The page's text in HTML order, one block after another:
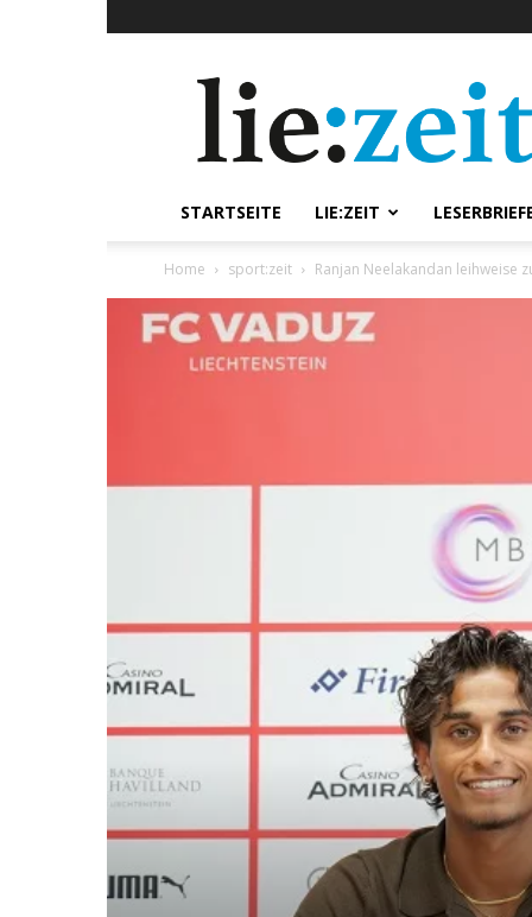
STARTSEITE LIE:ZEIT
Home sport:zeit Ranjan Neelakandan leihweise